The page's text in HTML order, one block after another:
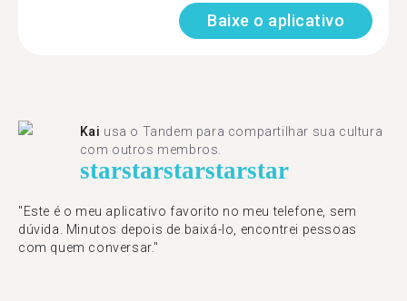
Baixe o aplicativo
Kai usa o Tandem para compartilhar sua cultura
com outros membros.
starstarstarstarstar
"Este é o meu aplicativo favorito no meu telefone, sem
dúvida. Minutos depois de baixá-lo, encontrei pessoas
com quem conversar."